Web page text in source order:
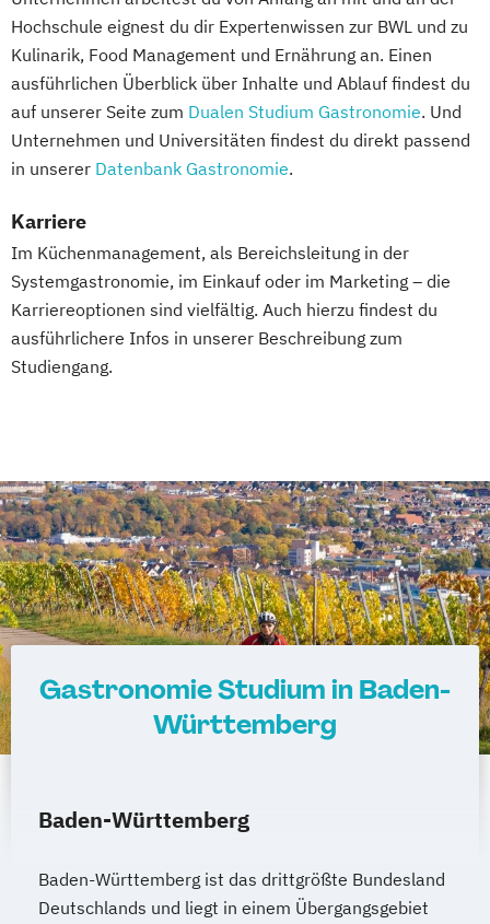
Business Administration
Sportmanagement
Business Administration Steuer- und
Prüfungswesen
Business Administration Supply Chain
Management
Management Coaching
Management Consulting
Management Unternehmensführung
Management Wirtschaftspsychologie
Hochschule eignest du dir Expertenwissen zur BWL und zu
Kulinarik, Food Management und Ernährung an. Einen
ausführlichen Überblick über Inhalte und Ablauf findest du
auf unserer Seite zum Dualen Studium Gastronomie. Und
Unternehmen und Universitäten findest du direkt passend
in unserer Datenbank Gastronomie.
Karriere
Im Küchenmanagement, als Bereichsleitung in der
Systemgastronomie, im Einkauf oder im Marketing – die
Karriereoptionen sind vielfältig. Auch hierzu findest du
ausführlichere Infos in unserer Beschreibung zum
Studiengang.
Gastronomie Studium in Baden-
Württemberg
Baden-Württemberg
Baden-Württemberg ist das drittgrößte Bundesland
Deutschlands und liegt in einem Übergangsgebiet